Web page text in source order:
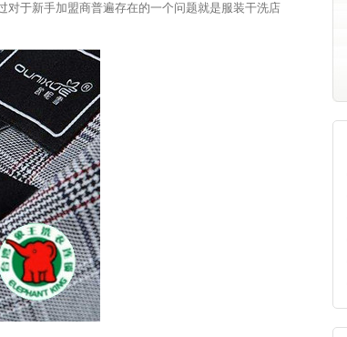
于新手加盟商普遍存在的一个问题就是服装干洗店